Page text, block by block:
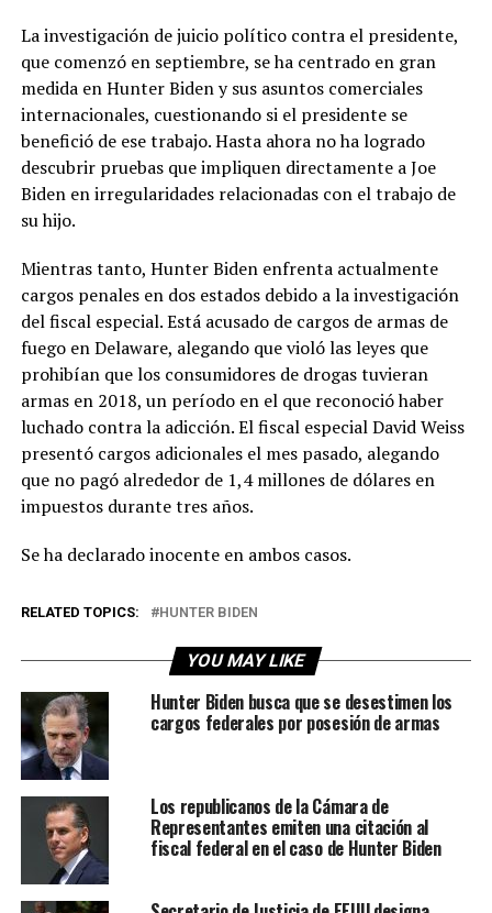
La investigación de juicio político contra el presidente,
que comenzó en septiembre, se ha centrado en gran
medida en Hunter Biden y sus asuntos comerciales
internacionales, cuestionando si el presidente se
benefició de ese trabajo. Hasta ahora no ha logrado
descubrir pruebas que impliquen directamente a Joe
Biden en irregularidades relacionadas con el trabajo de
su hijo.
Mientras tanto, Hunter Biden enfrenta actualmente
cargos penales en dos estados debido a la investigación
del fiscal especial. Está acusado de cargos de armas de
fuego en Delaware, alegando que violó las leyes que
prohibían que los consumidores de drogas tuvieran
armas en 2018, un período en el que reconoció haber
luchado contra la adicción. El fiscal especial David Weiss
presentó cargos adicionales el mes pasado, alegando
que no pagó alrededor de 1,4 millones de dólares en
impuestos durante tres años.
Se ha declarado inocente en ambos casos.
RELATED TOPICS: HUNTER BIDEN
YOU MAY LIKE
Hunter Biden busca que se desestimen los
cargos federales por posesión de armas
Los republicanos de la Cámara de
Representantes emiten una citación al
fiscal federal en el caso de Hunter Biden